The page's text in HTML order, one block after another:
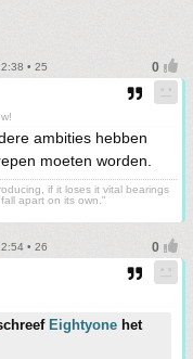
• 25
ambities hebben
moeten worden.
if it loses it vital bearings
apart on its own."
• 26
Eightyone het